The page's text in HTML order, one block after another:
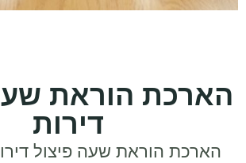
הארכת הוראת
דירות
הארכת הוראת שעה פיצול